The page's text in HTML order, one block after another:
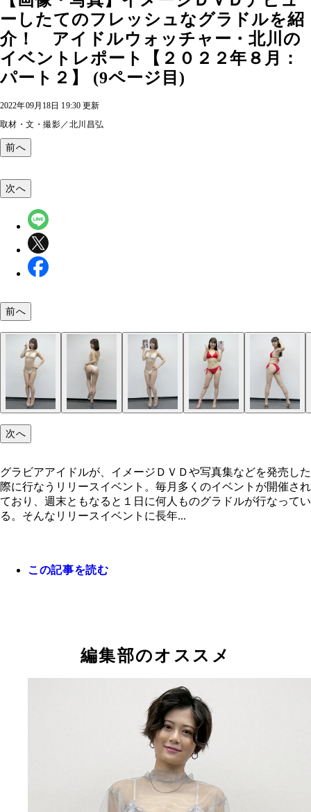
ーしたてのフレッシュなグラドルを紹
介！ アイドルウォッチャー・北川の
イベントレポート【２０２２年８月：
パート２】 (9ページ目)
2022年09月18日 19:30 更新
取材・文・撮影／北川昌弘
前へ
次へ
前へ
次へ
グラビアアイドルが、イメージＤＶＤや写真集などを発売した
際に行なうリリースイベント。毎月多くのイベントが開催され
ており、週末ともなると１日に何人ものグラドルが行なってい
る。そんなリリースイベントに長年...
この記事を読む
編集部のオススメ